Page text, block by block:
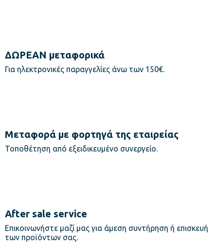
ΔΩΡΕΑΝ μεταφορικά
Για ηλεκτρονικές παραγγελίες άνω των 150€.
Μεταφορά με φορτηγά της εταιρείας
Τοποθέτηση από εξειδικευμένο συνεργείο.
After sale service
Επικοινωνήστε μαζί μας για άμεση συντήρηση ή επισκευή
των προϊόντων σας.